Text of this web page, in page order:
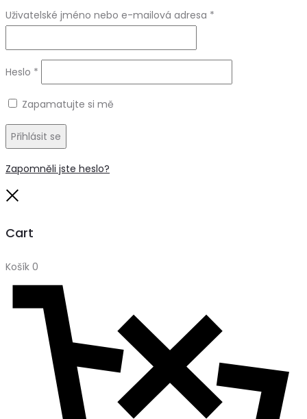
Uživatelské jméno nebo e-mailová adresa *
Heslo *
Zapamatujte si mě
Přihlásit se
Zapomněli jste heslo?
Cart
Košík 0